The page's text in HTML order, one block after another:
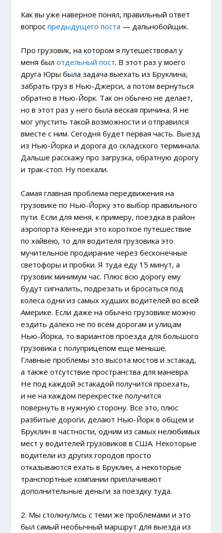
Как вы уже наверное понял, правильный ответ
вопроспредыдущего поста — дальнобойщик.
Про грузовик, на котором я путешествовал у
меня былотдельный пост. В этот раз у моего
друга Юры была задача выехать из Бруклина,
забрать груз в Нью-Джерси, а потом вернуться
обратно в Нью-Йорк. Так он обычно не делает,
но в этот раз у него была веская причина. Я не
мог упустить такой возможности и отправился
вместе с ним. Сегодня будет первая часть. Выезд
из Нью-Йорка и дорога до складского терминала.
Дальше расскажу про загрузка, обратную дорогу
и трак-стоп. Ну поехали.
Самая главная проблема передвижения на
грузовике по Нью-Йорку это выбор правильного
пути. Если для меня, к примеру, поездка в район
аэропорта Кеннеди это короткое путешествие
по хайвею, то для водителя грузовика это
мучительное продирание через бесконечные
светофоры и пробки. Я туда еду 15 минут, а
грузовик минимум час. Плюс всю дорогу ему
будут сигналить, подрезать и бросаться под
колеса одни из самых худших водителей во всей
Америке. Если даже на обычно грузовике можно
ездить далеко не по всем дорогам и улицам
Нью-Йорка, то вариантов проезда для большого
грузовика с полуприцепом еще меньше.
Главные проблемы это высота мостов и эстакад,
а также отсутствие пространства для маневра.
Не под каждой эстакадой получится проехать,
и не на каждом перекрестке получится
повернуть в нужную сторону. Все это, плюс
разбитые дороги, делают Нью-Йорк в общем и
Бруклин в частности, одним из самых нелюбимых
мест у водителей грузовиков в США. Некоторые
водители из других городов просто
отказываются ехать в Бруклин, а некоторые
транспортные компании приплачивают
дополнительные деньги за поездку туда.
2. Мы столкнулись с теми же проблемами и это
был самый необычный маршрут для выезда из